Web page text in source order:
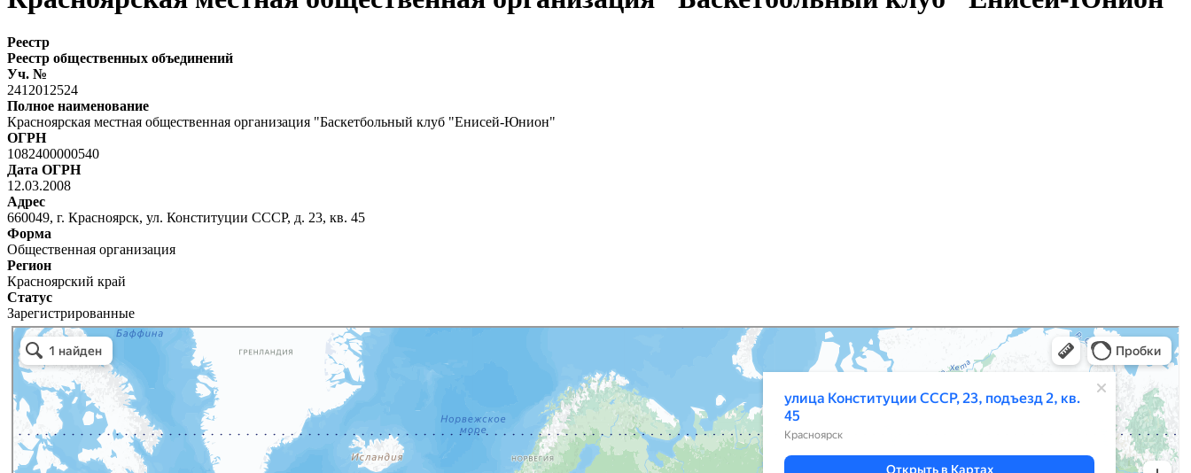
Реестр
Реестр общественных объединений
Уч. №
2412012524
Полное наименование
Красноярская местная общественная организация "Баскетбольный клуб "Енисей-Юнион"
ОГРН
1082400000540
Дата ОГРН
12.03.2008
Адрес
660049, г. Красноярск, ул. Конституции СССР, д. 23, кв. 45
Форма
Общественная организация
Регион
Красноярский край
Статус
Зарегистрированные